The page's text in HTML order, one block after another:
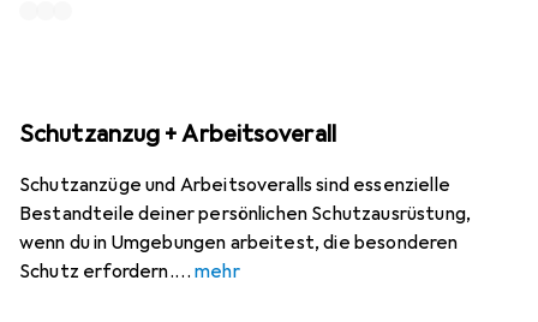
Schutzanzug + Arbeitsoverall
Schutzanzüge und Arbeitsoveralls sind essenzielle
Bestandteile deiner persönlichen Schutzausrüstung,
wenn du in Umgebungen arbeitest, die besonderen
Schutz erfordern.
mehr